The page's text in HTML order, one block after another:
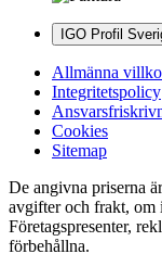
IGO Profil
Allmänna
Integritetspolicy
Cookies
Sitemap
De angivna priserna
avgifter och frakt,
Företagspresenter,
förbehållna.